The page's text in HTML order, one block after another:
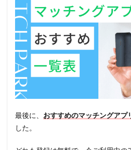
最後に、 おすすめのマッチングアプ
した。